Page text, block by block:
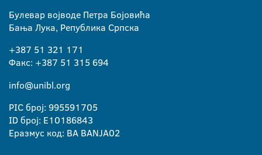
Булевар војводе Петра Бојовића
Бања Лука, Република Српска
+387 51 321 171
Факс: +387 51 315 694
info@unibl.org
PIC број: 995591705
ID број: E10186843
Еразмус код: BA BANJA02